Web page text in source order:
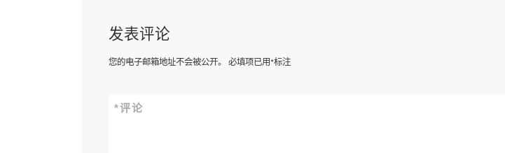
发表评论
您的电子邮箱地址不会被公开。 必填项已用*标注
评论
*